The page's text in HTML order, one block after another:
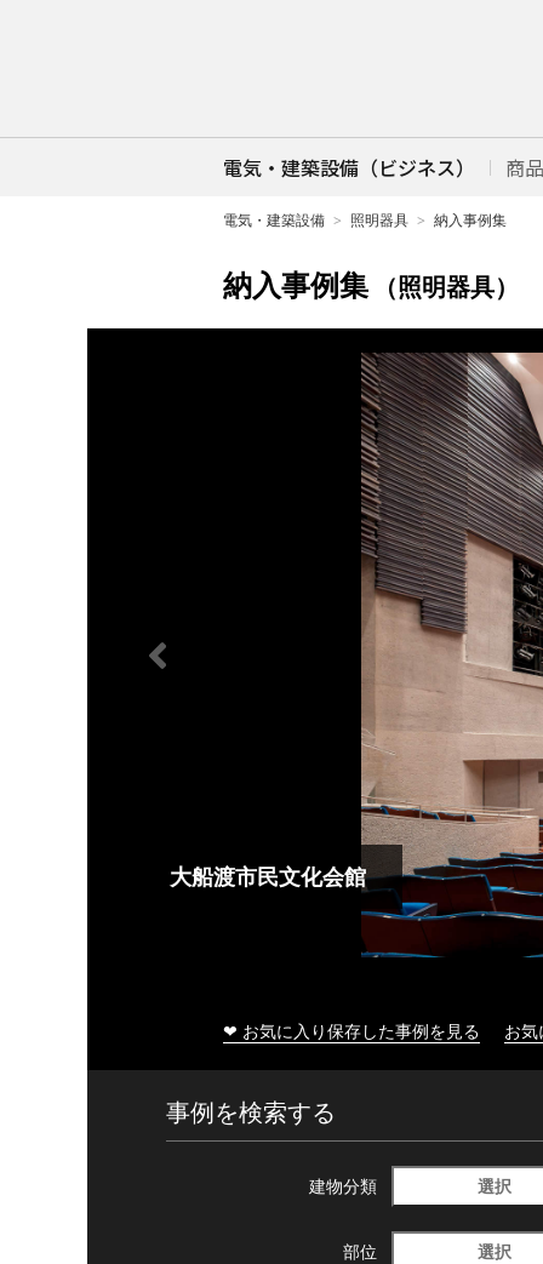
電気・建築設備（ビジネス） 商
電気・建築設備 照明器具 納入事例集
納入事例集 （照明器具）
大船渡市民文化会館
❤ お気に入り保存した事例を見る お
事例を検索する
建物分類 選択
部位 選択